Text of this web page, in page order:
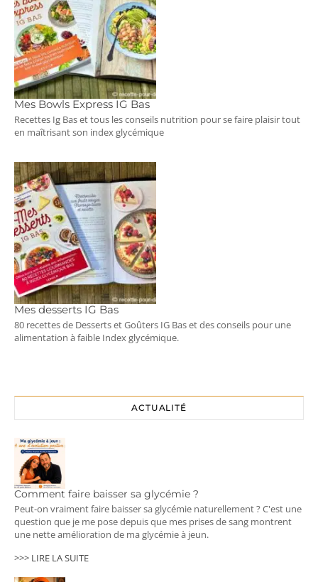
Mes Bowls Express IG Bas
Recettes Ig Bas et tous les conseils nutrition pour se faire plaisir tout
en maîtrisant son index glycémique
Mes desserts IG Bas
80 recettes de Desserts et Goûters IG Bas et des conseils pour une
alimentation à faible Index glycémique.
ACTUALITÉ
Comment faire baisser sa glycémie ?
Peut-on vraiment faire baisser sa glycémie naturellement ? C'est une
question que je me pose depuis que mes prises de sang montrent
une nette amélioration de ma glycémie à jeun.
>>> LIRE LA SUITE